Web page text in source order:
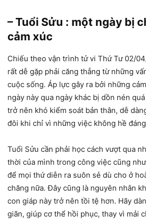
– Tuổi Sửu : một ngày bị
cảm xúc
Chiếu theo vận trình tử vi Thứ Tư 02/
rất dễ gặp phải căng thẳng từ những
cuộc sống. Áp lực gây ra bởi những
ngày này qua ngày khác bị dồn nén
trở nên khó kiểm soát bản thân, dễ
đôi khi chỉ vì những việc không hề
Tuổi Sửu cần phải học cách vượt qua
thời của mình trong công việc cũng
để mọi thứ diễn ra suôn sẻ dù cho ở
chăng nữa. Đây cũng là nguyên nhân
con giáp này trở nên tồi tệ hơn. Hãy
giãn, giúp cơ thể hồi phục, thay vì mải